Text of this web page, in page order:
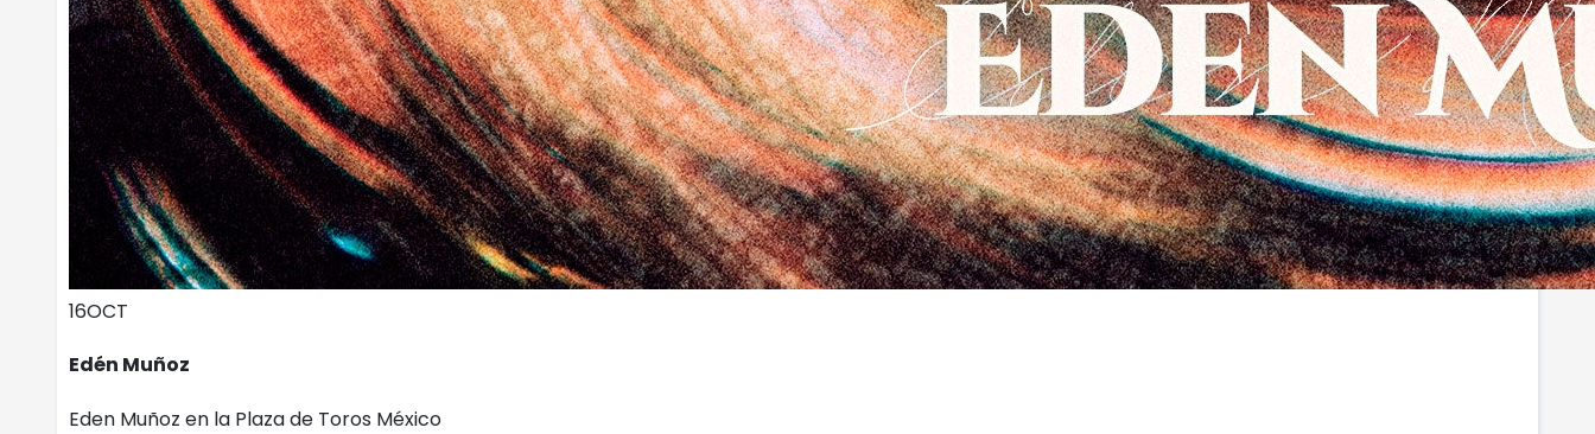
16OCT
Edén Muñoz
Eden Muñoz en la Plaza de Toros México